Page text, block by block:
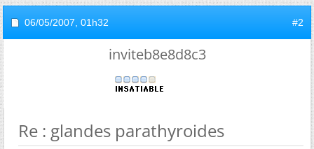
06/05/2007, 01h32 #2
inviteb8e8d8c3
Re : glandes parathyroides